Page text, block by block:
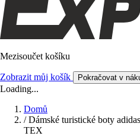
Mezisoučet košíku
Zobrazit můj košík Pokračovat v
Loading...
Domů
/ Dámské turistické boty
TEX